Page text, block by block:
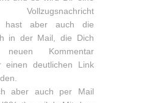
Vollzugsnachricht
hast aber auch die
in der Mail, die Dich
Kommentar
einen deutlichen Link
aber auch per Mail